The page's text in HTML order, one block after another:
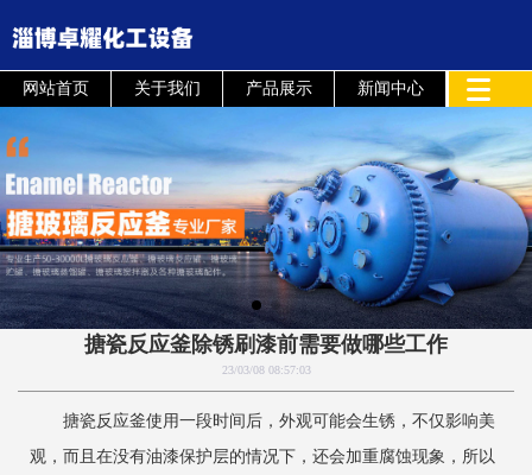
网站首页 关于我们 产品展示 新闻中心
搪瓷反应釜除锈刷漆前需要做哪些工作
23/03/08 08:57:03
搪瓷反应釜使用一段时间后，外观可能会生锈，不仅影响美
观，而且在没有油漆保护层的情况下，还会加重腐蚀现象，所以